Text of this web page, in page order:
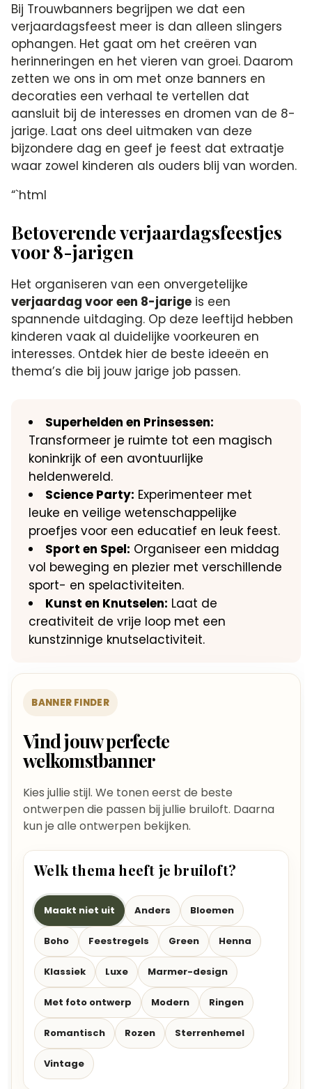
Bij Trouwbanners begrijpen we dat een
verjaardagsfeest meer is dan alleen slingers
ophangen. Het gaat om het creëren van
herinneringen en het vieren van groei. Daarom
zetten we ons in om met onze banners en
decoraties een verhaal te vertellen dat
aansluit bij de interesses en dromen van de 8-
jarige. Laat ons deel uitmaken van deze
bijzondere dag en geef je feest dat extraatje
waar zowel kinderen als ouders blij van worden.
“`html
Betoverende verjaardagsfeestjes
voor 8-jarigen
Het organiseren van een onvergetelijke
verjaardag voor een 8-jarige is een
spannende uitdaging. Op deze leeftijd hebben
kinderen vaak al duidelijke voorkeuren en
interesses. Ontdek hier de beste ideeën en
thema’s die bij jouw jarige job passen.
Superhelden en Prinsessen:
Transformeer je ruimte tot een magisch
koninkrijk of een avontuurlijke
heldenwereld.
Science Party: Experimenteer met
leuke en veilige wetenschappelijke
proefjes voor een educatief en leuk feest.
Sport en Spel: Organiseer een middag
vol beweging en plezier met verschillende
sport- en spelactiviteiten.
Kunst en Knutselen: Laat de
creativiteit de vrije loop met een
kunstzinnige knutselactiviteit.
BANNER FINDER
Vind jouw perfecte
welkomstbanner
Kies jullie stijl. We tonen eerst de beste
ontwerpen die passen bij jullie bruiloft. Daarna
kun je alle ontwerpen bekijken.
Welk thema heeft je bruiloft?
Maakt niet uit Anders Bloemen
Boho Feestregels Green Henna
Klassiek Luxe Marmer-design
Met foto ontwerp Modern Ringen
Romantisch Rozen Sterrenhemel
Vintage